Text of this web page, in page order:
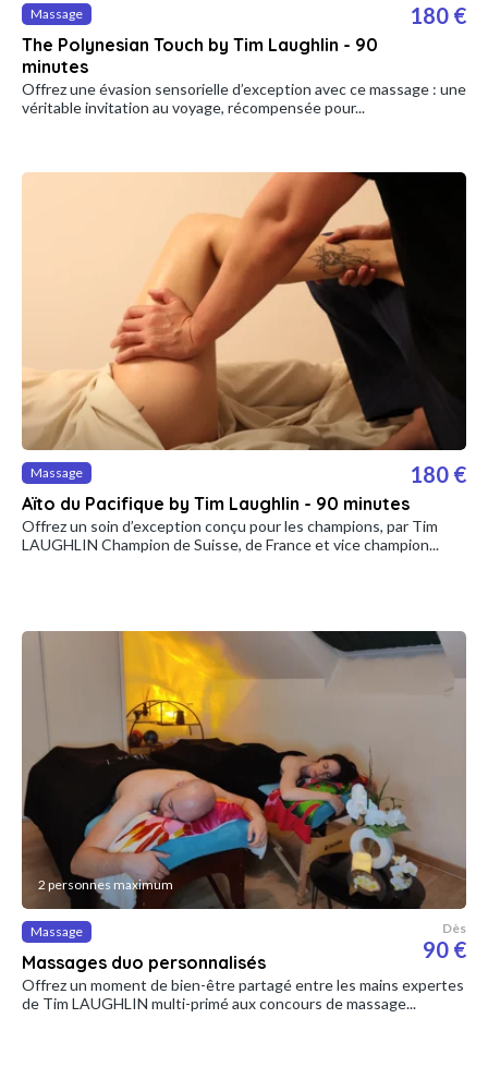
Massage
The Polynesian Touch by Tim Laughlin - 90
minutes
180 €
Offrez une évasion sensorielle d’exception avec ce massage : une
véritable invitation au voyage, récompensée pour...
Massage
Aïto du Pacifique by Tim Laughlin - 90 minutes
180 €
Offrez un soin d’exception conçu pour les champions, par Tim
LAUGHLIN Champion de Suisse, de France et vice champion...
2 personnes maximum
Massage
Massages duo personnalisés
Dès
90 €
Offrez un moment de bien-être partagé entre les mains expertes
de Tim LAUGHLIN multi-primé aux concours de massage...